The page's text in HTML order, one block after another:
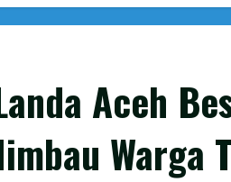
Aceh
Warga